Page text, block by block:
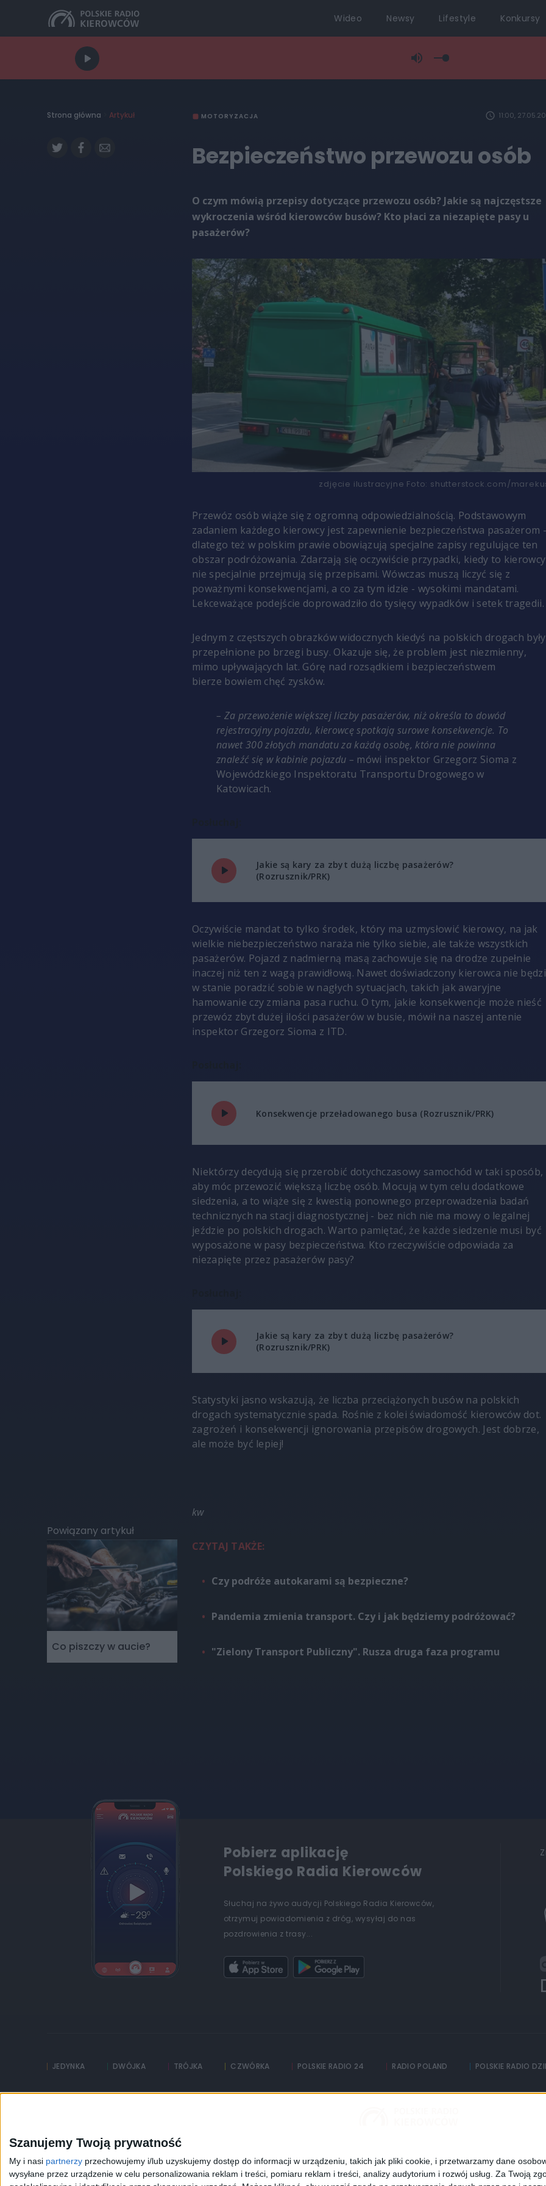
Szanujemy Twoją prywatność
My i nasi partnerzy przechowujemy i/lub uzyskujemy dostęp do informacji w urządzeniu, takich jak pliki cookie, i przetwarzamy dane
wysyłane przez urządzenie w celu personalizowania reklam i treści, pomiaru reklam i treści, analizy audytorium i rozwój usług. Za Twoją
Wideo Newsy Lifestyle Konkursy
Strona główna Artykuł
Powiązany artykuł
Co piszczy w aucie?
MOTORYZACJA 11:00,
Bezpieczeństwo przewozu osób
O czym mówią przepisy dotyczące przewozu osób? Jakie są najczęstsze
wykroczenia wśród kierowców busów? Kto płaci za niezapięte pasy u
pasażerów?
zdjęcie ilustracyjne Foto: shutterstock.com/
Przewóz osób wiąże się z ogromną odpowiedzialnością. Podstawowym
zadaniem każdego kierowcy jest zapewnienie bezpieczeństwa pasażerom
dlatego też w polskim prawie obowiązują specjalne zapisy regulujące ten
obszar podróżowania. Zdarzają się oczywiście przypadki, kiedy to kierowcy
nie specjalnie przejmują się przepisami. Wówczas muszą liczyć się z
poważnymi konsekwencjami, a co za tym idzie - wysokimi mandatami.
Lekceważące podejście doprowadziło do tysięcy wypadków i setek
Jednym z częstszych obrazków widocznych kiedyś na polskich drogach były
przepełnione po brzegi busy. Okazuje się, że problem jest niezmienny,
mimo upływających lat. Górę nad rozsądkiem i bezpieczeństwem
bierze bowiem chęć zysków.
– Za przewożenie większej liczby pasażerów, niż określa to dowód
rejestracyjny pojazdu, kierowcę spotkają surowe konsekwencje. To
nawet 300 złotych mandatu za każdą osobę, która nie powinna
znaleźć się w kabinie pojazdu – mówi inspektor Grzegorz Sioma z
Wojewódzkiego Inspektoratu Transportu Drogowego w
Katowicach.
Jakie są kary za zbyt dużą liczbę pasażerów?
(Rozrusznik/PRK)
Oczywiście mandat to tylko środek, który ma uzmysłowić kierowcy, na jak
wielkie niebezpieczeństwo naraża nie tylko siebie, ale także wszystkich
pasażerów. Pojazd z nadmierną masą zachowuje się na drodze zupełnie
inaczej niż ten z wagą prawidłową. Nawet doświadczony kierowca nie
w stanie poradzić sobie w nagłych sytuacjach, takich jak awaryjne
hamowanie czy zmiana pasa ruchu. O tym, jakie konsekwencje może nieść
przewóz zbyt dużej ilości pasażerów w busie, mówił na naszej antenie
inspektor Grzegorz Sioma z ITD.
Konsekwencje przeładowanego busa (Rozrusznik/PRK)
Niektórzy decydują się przerobić dotychczasowy samochód w taki sposób,
aby móc przewozić większą liczbę osób. Mocują w tym celu dodatkowe
siedzenia, a to wiąże się z kwestią ponownego przeprowadzenia badań
technicznych na stacji diagnostycznej - bez nich nie ma mowy o legalnej
jeździe po polskich drogach. Warto pamiętać, że każde siedzenie musi być
wyposażone w pasy bezpieczeństwa. Kto rzeczywiście odpowiada za
niezapięte przez pasażerów pasy?
Jakie są kary za zbyt dużą liczbę pasażerów?
(Rozrusznik/PRK)
Statystyki jasno wskazują, że liczba przeciążonych busów na polskich
drogach systematycznie spada. Rośnie z kolei świadomość kierowców dot.
zagrożeń i konsekwencji ignorowania przepisów drogowych. Jest dobrze,
ale może być lepiej!
kw
CZYTAJ TAKŻE:
Czy podróże autokarami są bezpieczne?
Pandemia zmienia transport. Czy i jak będziemy podróżować?
"Zielony Transport Publiczny". Rusza druga faza programu
Pobierz aplikację
Polskiego Radia Kierowców
Słuchaj na żywo audycji Polskiego Radia Kierowców,
otrzymuj powiadomienia z dróg, wysyłaj do nas
pozdrowienia z trasy...
JEDYNKA DWÓJKA TRÓJKA CZWÓRKA POLSKIE RADIO 24 RADIO POLAND POLSKIE RADIO
Polityka prywatności